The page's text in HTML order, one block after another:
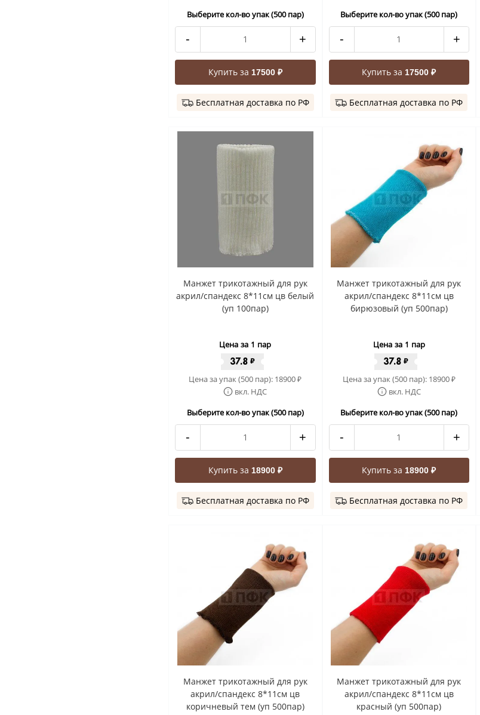
Выберите кол-во упак (500 пар)
- +
Купить за 17500 ₽
Бесплатная доставка по РФ
Выберите кол-во упак (500 пар)
- +
Купить за 17500 ₽
Бесплатная доставка по РФ
Манжет трикотажный для рук
акрил/спандекс 8*11см цв белый
(уп 100пар)
Цена за 1 пар
37.8 ₽
Цена за упак (500 пар): 18900₽
вкл. НДС
Выберите кол-во упак (500 пар)
- +
Купить за 18900 ₽
Бесплатная доставка по РФ
Манжет трикотажный для рук
акрил/спандекс 8*11см цв
бирюзовый (уп 500пар)
Цена за 1 пар
37.8 ₽
Цена за упак (500 пар): 18900₽
вкл. НДС
Выберите кол-во упак (500 пар)
- +
Купить за 18900 ₽
Бесплатная доставка по РФ
Манжет трикотажный для рук
акрил/спандекс 8*11см цв
коричневый тем (уп 500пар)
Манжет трикотажный для рук
акрил/спандекс 8*11см цв
красный (уп 500пар)